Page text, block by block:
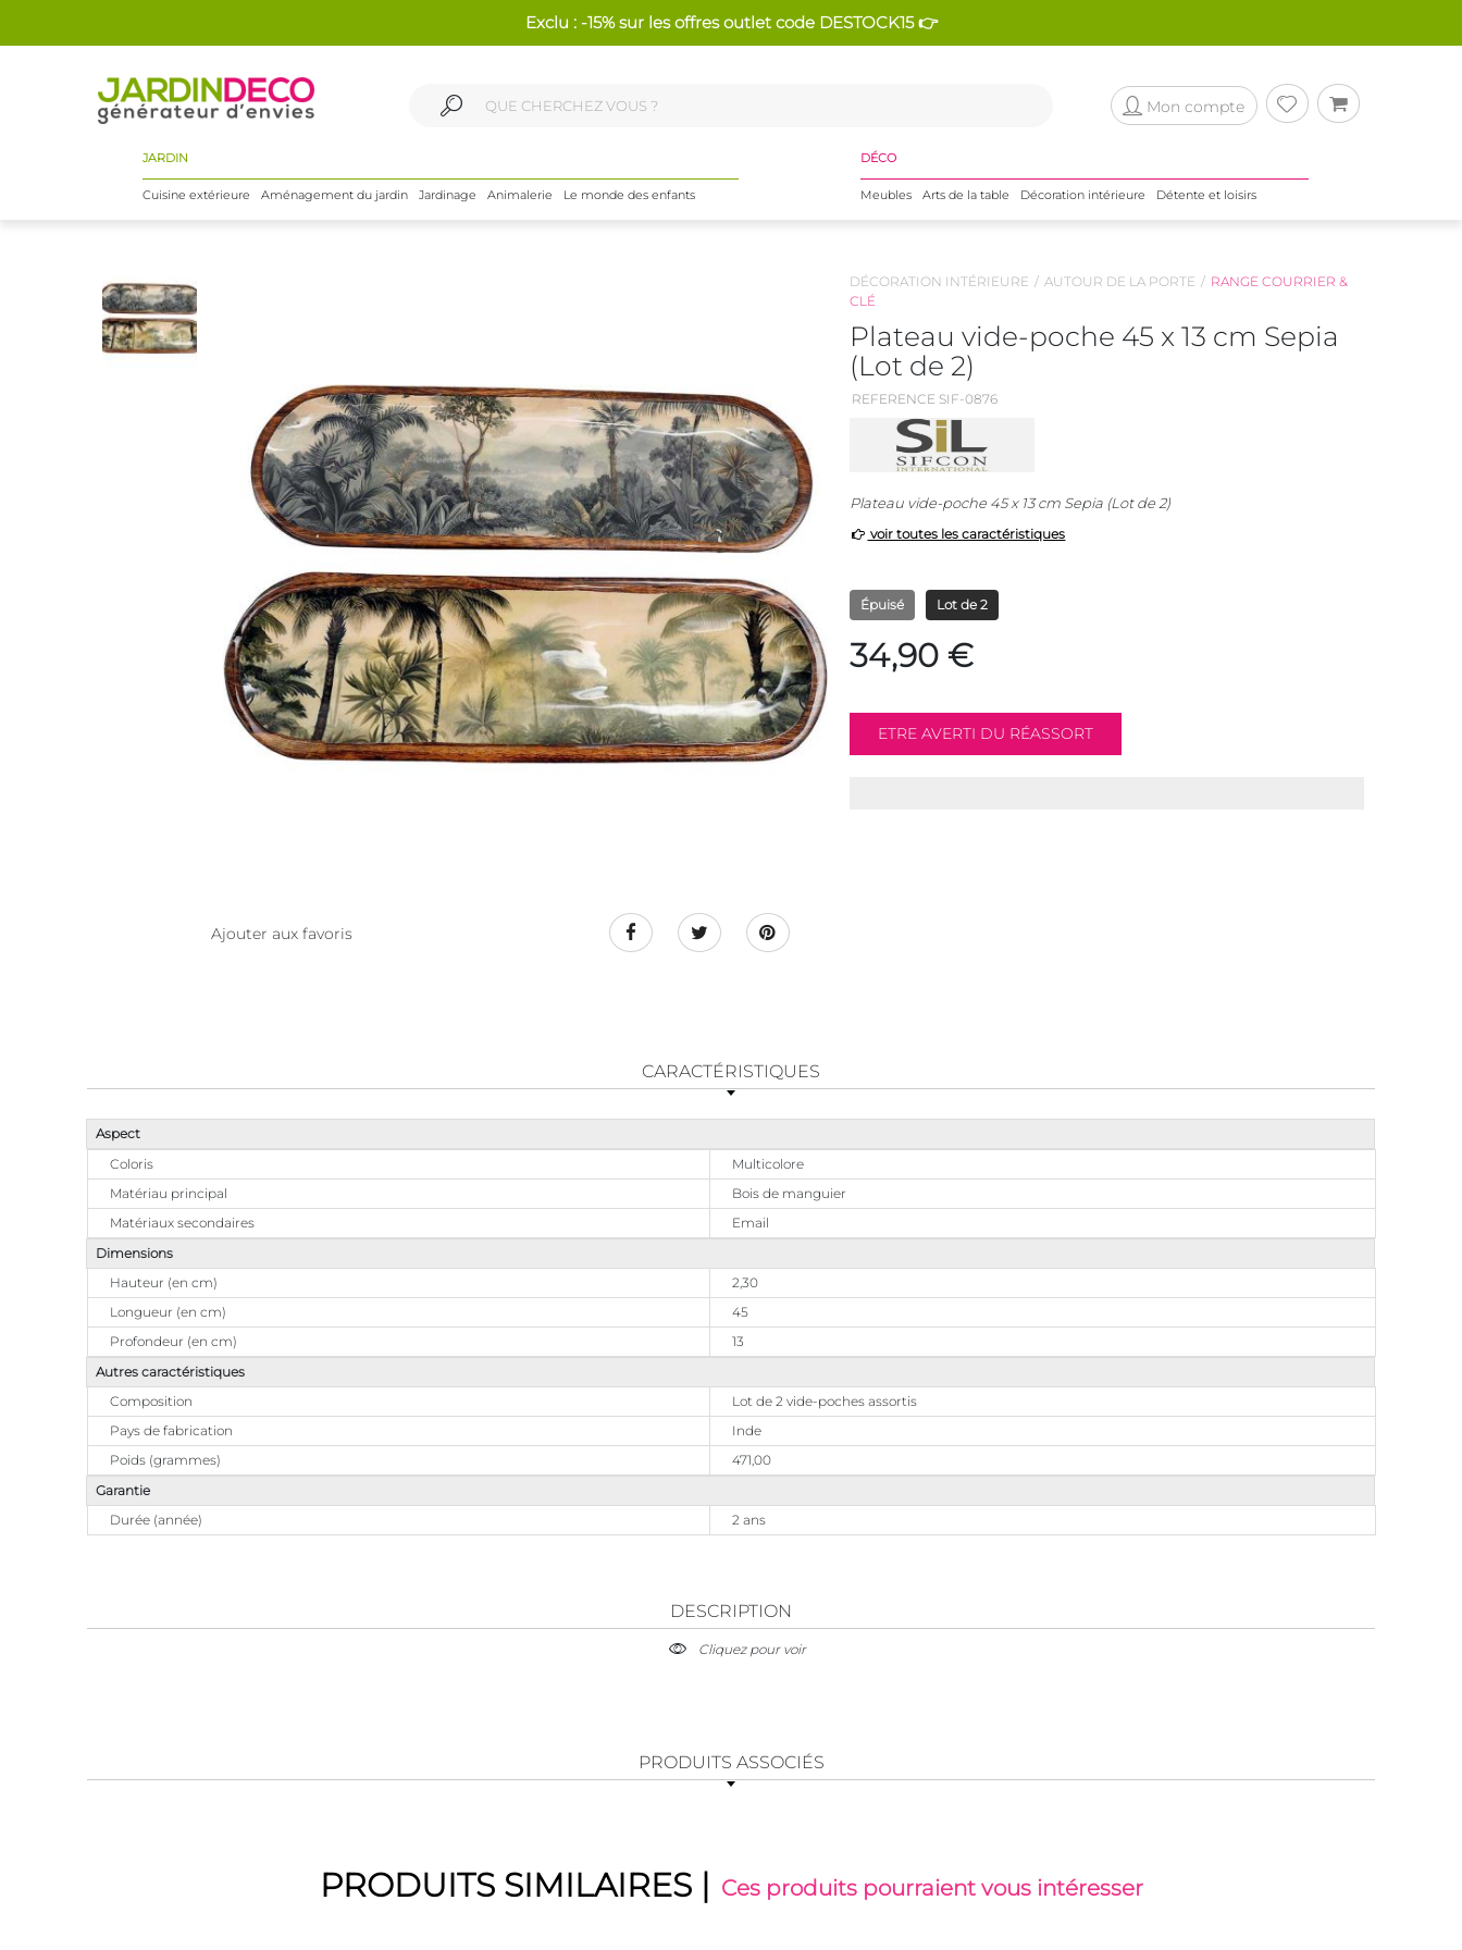
Exclu : -15% sur les offres outlet code DESTOCK15 👉
Mon compte
JARDIN
Cuisine extérieure Aménagement du jardin Jardinage Animalerie Le monde des enfants
DÉCO
Meubles Arts de la table Décoration intérieure Détente et loisirs
Ajouter aux favoris
DÉCORATION INTÉRIEURE AUTOUR DE LA PORTE
RANGE COURRIER &
CLÉ
Plateau vide-poche 45 x 13 cm Sepia
(Lot de 2)
REFERENCE SIF-0876
Plateau vide-poche 45 x 13 cm Sepia (Lot de 2)
voir toutes les caractéristiques
Épuisé Lot de 2
34,90 €
CARACTÉRISTIQUES
Aspect
Coloris
Multicolore
Matériau principal
Bois de manguier
Matériaux secondaires
Email
Dimensions
Hauteur (en cm)
2,30
Longueur (en cm)
45
Profondeur (en cm)
13
Autres caractéristiques
Composition
Lot de 2 vide-poches assortis
Pays de fabrication
Inde
Poids (grammes)
471,00
Garantie
Durée (année)
2 ans
DESCRIPTION
Cliquez pour voir
PRODUITS ASSOCIÉS
PRODUITS SIMILAIRES | Ces produits pourraient vous intéresser